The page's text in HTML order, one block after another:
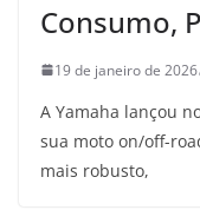
Consumo,
19 de janeiro de 2026
A Yamaha lançou
sua moto on/off-
mais robusto,